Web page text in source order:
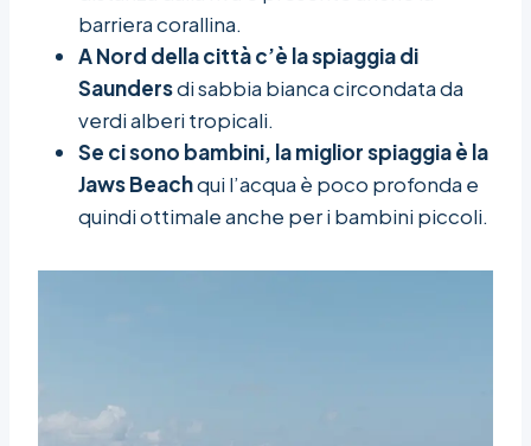
barriera corallina.
A Nord della città c’è la spiaggia di
Saundersdi sabbia bianca circondata da
verdi alberi tropicali.
Se ci sono bambini, la miglior spiaggia è la
Jaws Beachqui l’acqua è poco profonda e
quindi ottimale anche per i bambini piccoli.